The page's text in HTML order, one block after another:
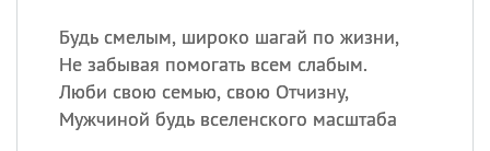
Будь смелым, широко шагай по жизни,
Не забывая помогать всем слабым.
Люби свою семью, свою Отчизну,
Мужчиной будь вселенского масштаба